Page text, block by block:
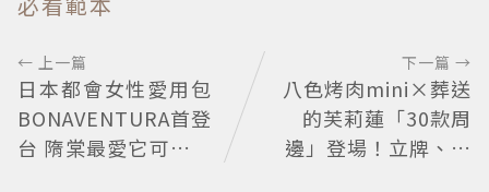
← 上一篇
日本都會女性愛用包
BONAVENTURA首登
台 隋棠最愛它可以真
下一篇 →
八色烤肉mini×葬送
的芙莉蓮「30款周
邊」登場！立牌、鑰